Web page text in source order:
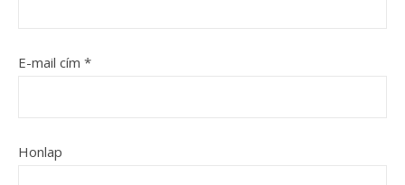
E-mail cím *
Honlap